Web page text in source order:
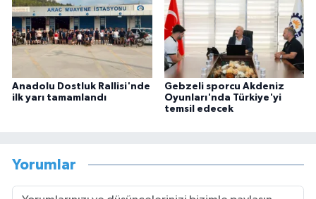
Anadolu Dostluk Rallisi'nde
ilk yarı tamamlandı
Gebzeli sporcu Akdeniz
Oyunları'nda Türkiye'yi
temsil edecek
Yorumlar